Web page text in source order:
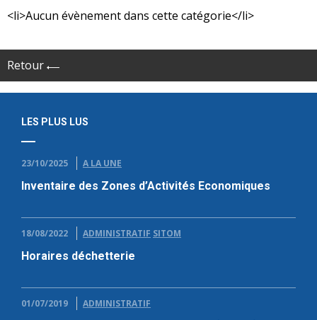
<li>Aucun évènement dans cette catégorie</li>
Retour
LES PLUS LUS
23/10/2025 A LA UNE
Inventaire des Zones d’Activités Economiques
18/08/2022 ADMINISTRATIF SITOM
Horaires déchetterie
01/07/2019 ADMINISTRATIF